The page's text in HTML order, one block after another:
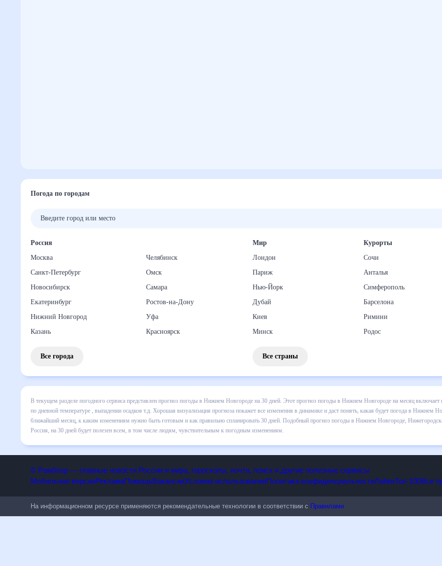
Погода по городам
Россия
Москва
Санкт-Петербург
Новосибирск
Екатеринбург
Нижний Новгород
Казань
Челябинск
Омск
Самара
Ростов-на-Дону
Уфа
Красноярск
Все города
Мир
Лондон
Париж
Нью-Йорк
Дубай
Киев
Минск
Курорты
Сочи
Анталья
Симферополь
Барселона
Римини
Родос
Все страны
В текущем разделе погодного сервиса представлен прогноз погоды в Нижнем Новгороде на 30 дней. Этот прогноз погоды в
Новгороде на месяц включает все сведения по дневной температуре , выпадении осадков т.д. Хорошая визуализация прогноза
все изменения в динамике и даст понять, какая будет погода в Нижнем Новгороде в ближайший месяц, к каким изменениям
готовым и как правильно спланировать 30 дней. Подобный прогноз погоды в Нижнем Новгороде, Нижегородская область,
© Рамблер — главные новости России и мира, гороскопы, почта, поиск и другие полезные сервисы
На информационном ресурсе применяются рекомендательные технологии в соответствии сПравилами